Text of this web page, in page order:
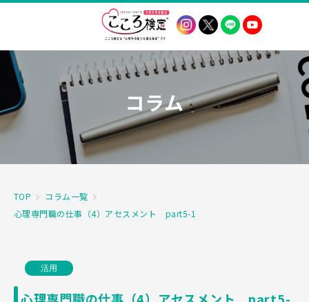
コラム
TOP
コラム一覧
心理専門職の仕事（4）アセスメント part5-1
活用
心理専門職の仕事（4）アセスメント part5-